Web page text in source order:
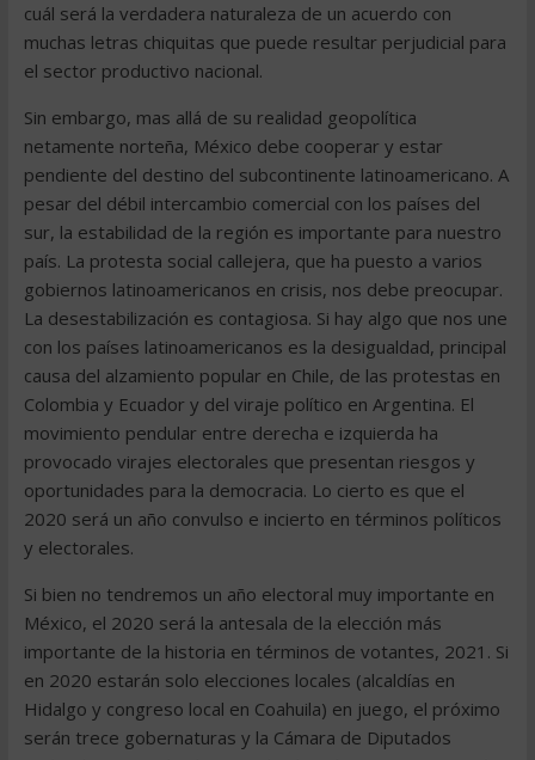
cuál será la verdadera naturaleza de un acuerdo con
muchas letras chiquitas que puede resultar perjudicial para
el sector productivo nacional.
Sin embargo, mas allá de su realidad geopolítica
netamente norteña, México debe cooperar y estar
pendiente del destino del subcontinente latinoamericano. A
pesar del débil intercambio comercial con los países del
sur, la estabilidad de la región es importante para nuestro
país. La protesta social callejera, que ha puesto a varios
gobiernos latinoamericanos en crisis, nos debe preocupar.
La desestabilización es contagiosa. Si hay algo que nos une
con los países latinoamericanos es la desigualdad, principal
causa del alzamiento popular en Chile, de las protestas en
Colombia y Ecuador y del viraje político en Argentina. El
movimiento pendular entre derecha e izquierda ha
provocado virajes electorales que presentan riesgos y
oportunidades para la democracia. Lo cierto es que el
2020 será un año convulso e incierto en términos políticos
y electorales.
Si bien no tendremos un año electoral muy importante en
México, el 2020 será la antesala de la elección más
importante de la historia en términos de votantes, 2021. Si
en 2020 estarán solo elecciones locales (alcaldías en
Hidalgo y congreso local en Coahuila) en juego, el próximo
serán trece gobernaturas y la Cámara de Diputados